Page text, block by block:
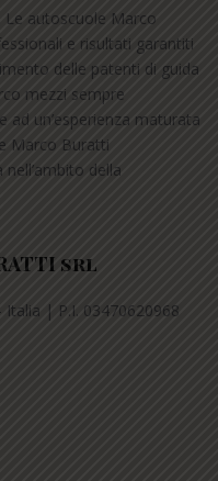
Le autoscuole Marco
e risultati garantiti
delle patenti di guida
mezzi sempre
un’esperienza maturata
Marco Buratti
della
srl
Italia | P.I. 03470620968